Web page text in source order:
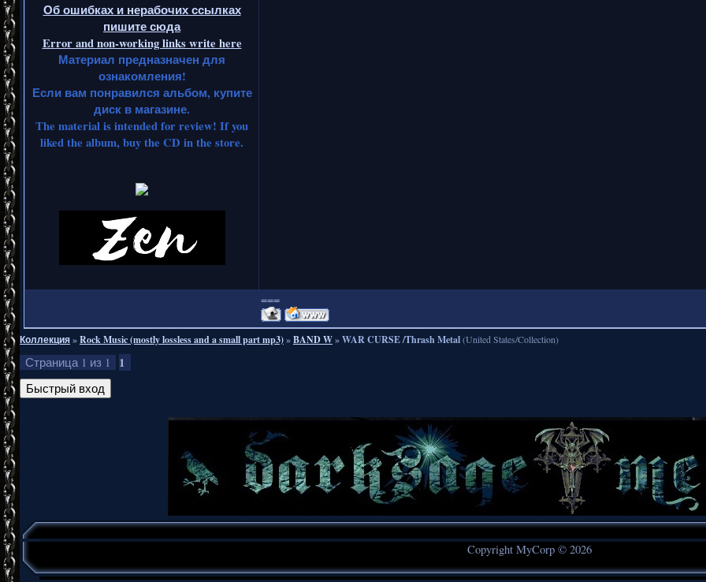
Об ошибках и нерабочих ссылках
пишите сюда
Error and non-working links write here
Материал предназначен для
ознакомления!
Если вам понравился альбом, купите
диск в магазине.
The material is intended for review! If you
liked the album, buy the CD in the store.
===
Коллекция»Rock Music (mostly lossless and a small part mp3)»BAND W»WAR CURSE /Thrash Metal(United States/Collection)
Страница 1 из 1 1
Copyright MyCorp © 2026